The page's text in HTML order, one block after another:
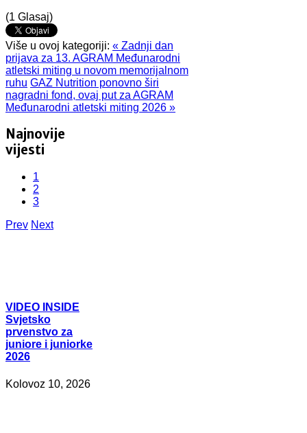
(1 Glasaj)
Više u ovoj kategoriji: « Zadnji dan
prijava za 13. AGRAM Međunarodni
atletski miting u novom memorijalnom
ruhu GAZ Nutrition ponovno širi
nagradni fond, ovaj put za AGRAM
Međunarodni atletski miting 2026 »
Najnovije
vijesti
1
2
3
Prev Next
VIDEO INSIDE
Svjetsko
prvenstvo za
juniore i juniorke
2026
Kolovoz 10, 2026